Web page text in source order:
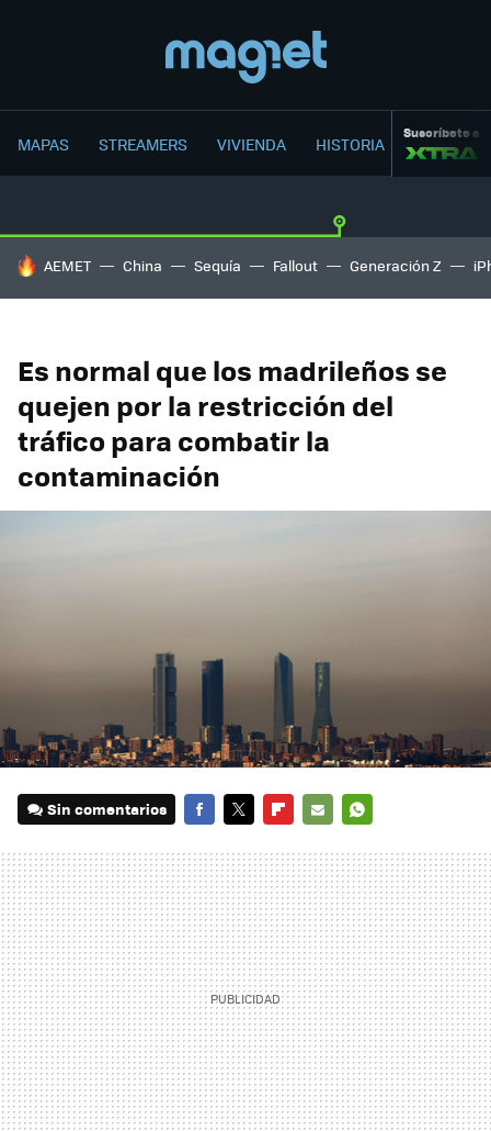
MAPAS STREAMERS VIVIENDA HISTORIA Suscríbete a
HOY SE HABLA DE
AEMET China Sequía Fallout Generación Z
Es normal que los madrileños se
quejen por la restricción del
tráfico para combatir la
contaminación
Sin comentarios
MAIL